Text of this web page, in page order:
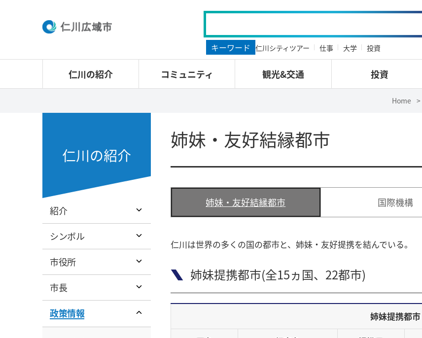
キーワード 仁川シティツアー 仕事 大学 投資
仁川の紹介 コミュニティ 観光&交通 投資
Home
仁川の紹介
紹介
シンボル
市役所
市長
政策情報
姉妹・友好結縁都市
姉妹・友好結縁都市 国際機構
仁川は世界の多くの国の都市と、姉妹・友好提携を結んでいる。
姉妹提携都市(全15ヵ国、22都市)
姉妹提携都市